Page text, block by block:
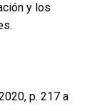
y los
p. 217 a